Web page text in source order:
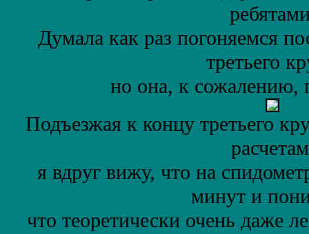
Думала как раз погоняемся
третьего
но она, к сожалению,
Подъезжая к концу третьего
я вдруг вижу, что на
минут и
что теоретически очень даже